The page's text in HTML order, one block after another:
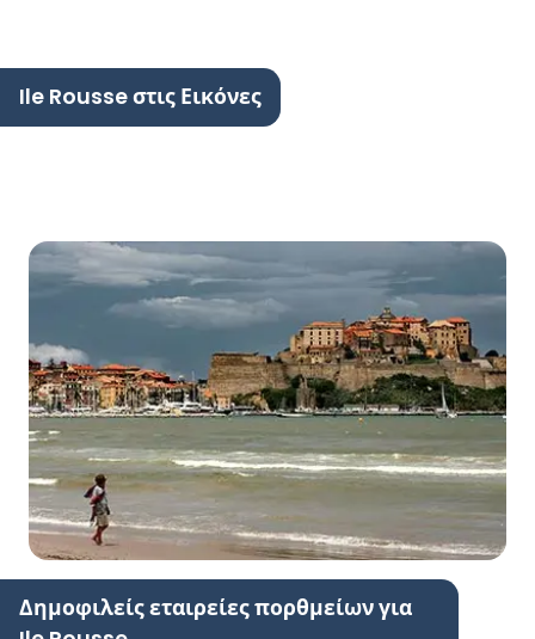
Ile Rousse στις Εικόνες
Δημοφιλείς εταιρείες πορθμείων για